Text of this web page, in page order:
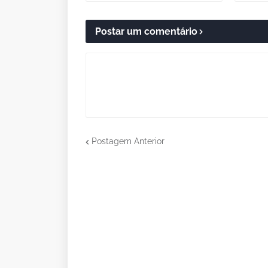
Postar um comentário
Postagem Anterior